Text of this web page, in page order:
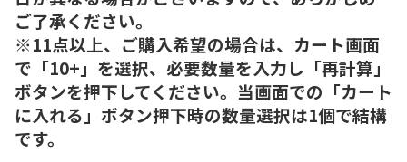
ご了承ください。
※11点以上、ご購入希望の場合は、カート画面
で「10+」を選択、必要数量を入力し「再計算」
ボタンを押下してください。当画面での「カート
に入れる」ボタン押下時の数量選択は1個で結構
です。